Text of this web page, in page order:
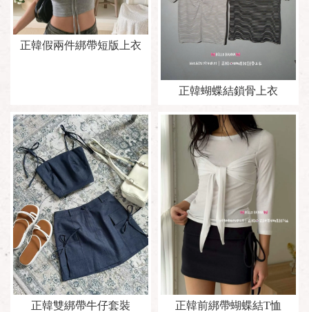
正韓假兩件綁帶短版上衣
正韓蝴蝶結鎖骨上衣
正韓雙綁帶牛仔套裝 正韓前綁帶蝴蝶結T恤